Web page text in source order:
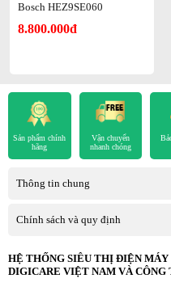
Chức năng và tính năng
Tương thích cảm ứng
Đúng
Bosch HEZ9SE060
8.800.000đ
Sản phẩm chính
hãng
Vận chuyển
nhanh chóng
Thông tin chung
Chính sách và quy định
HỆ THỐNG SIÊU THỊ ĐIỆN
DIGICARE VIỆT NAM VÀ